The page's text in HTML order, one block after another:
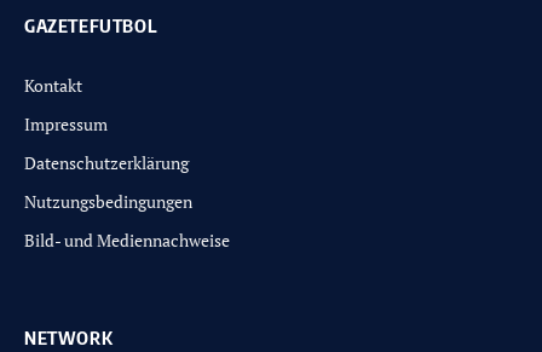
GAZETEFUTBOL
Kontakt
Impressum
Datenschutzerklärung
Nutzungsbedingungen
Bild- und Mediennachweise
NETWORK